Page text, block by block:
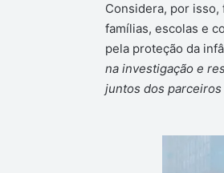
Considera, por
famílias, escolas e
pela proteção da
na investigação e
juntos dos